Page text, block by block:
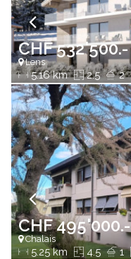
CHF 532'500.-
Lens
5.16 km 2.5 2
CHF 495'000.-
Chalais
5.25 km 4.5 1